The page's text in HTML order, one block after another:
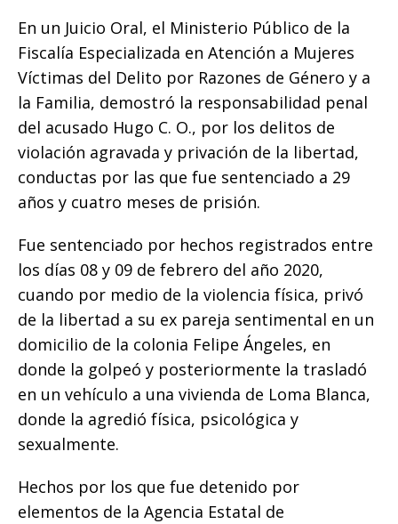
c
e
b
o
o
k
it
te
r
m
ai
l
h
at
s
A
p
p
ss
e
n
g
e
r
p
y
Li
n
k
o
m
p
ar
ti
r
En un Juicio Oral, el Ministerio Público de la
Fiscalía Especializada en Atención a Mujeres
Víctimas del Delito por Razones de Género y a
la Familia, demostró la responsabilidad penal
del acusado Hugo C. O., por los delitos de
violación agravada y privación de la libertad,
conductas por las que fue sentenciado a 29
años y cuatro meses de prisión.
Fue sentenciado por hechos registrados entre
los días 08 y 09 de febrero del año 2020,
cuando por medio de la violencia física, privó
de la libertad a su ex pareja sentimental en un
domicilio de la colonia Felipe Ángeles, en
donde la golpeó y posteriormente la trasladó
en un vehículo a una vivienda de Loma Blanca,
donde la agredió física, psicológica y
sexualmente.
Hechos por los que fue detenido por
elementos de la Agencia Estatal de